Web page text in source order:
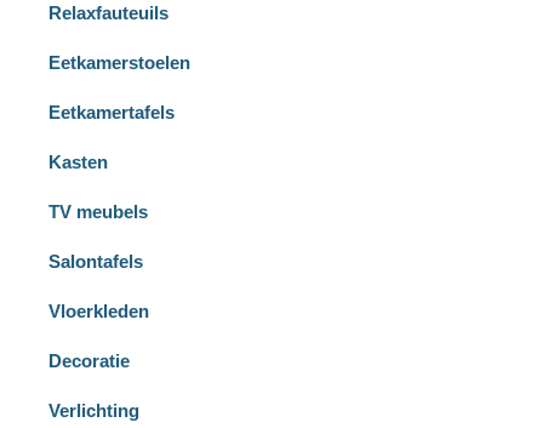
Relaxfauteuils
Eetkamerstoelen
Eetkamertafels
Kasten
TV meubels
Salontafels
Vloerkleden
Decoratie
Verlichting